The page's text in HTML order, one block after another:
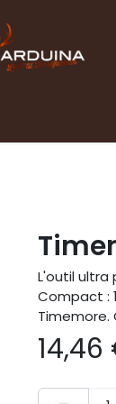
L'outil
Compact :
Timemore.
14,46